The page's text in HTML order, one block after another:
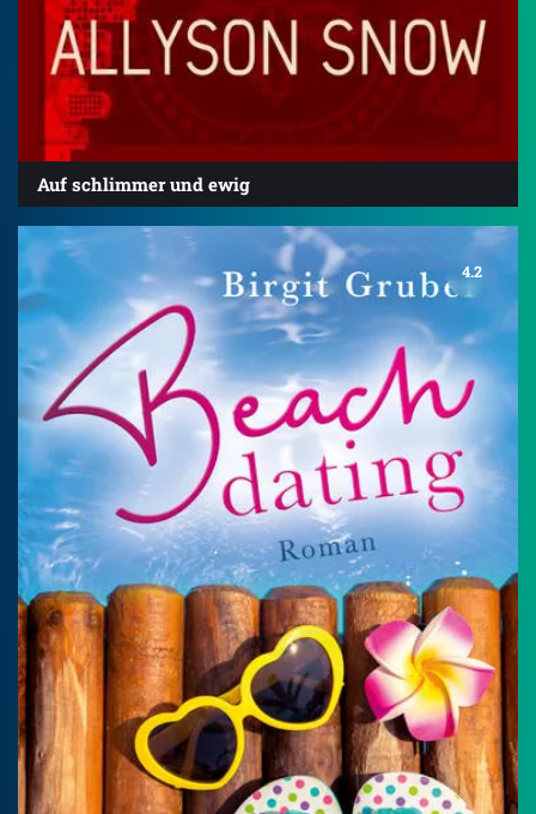
Auf schlimmer und ewig
4.2